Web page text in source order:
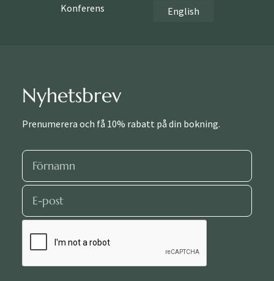
Konferens
English
Nyhetsbrev
Prenumerera och få 10% rabatt på din bokning.